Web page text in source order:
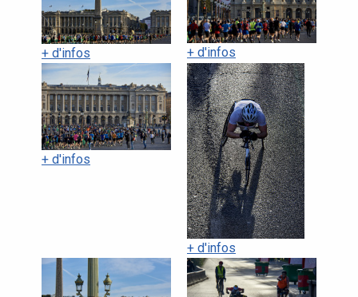
+ d'infos + d'infos
+ d'infos
+ d'infos